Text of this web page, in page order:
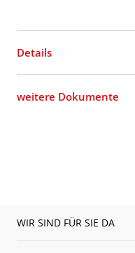
Details
weitere Dokumente
WIR SIND FÜR SIE DA